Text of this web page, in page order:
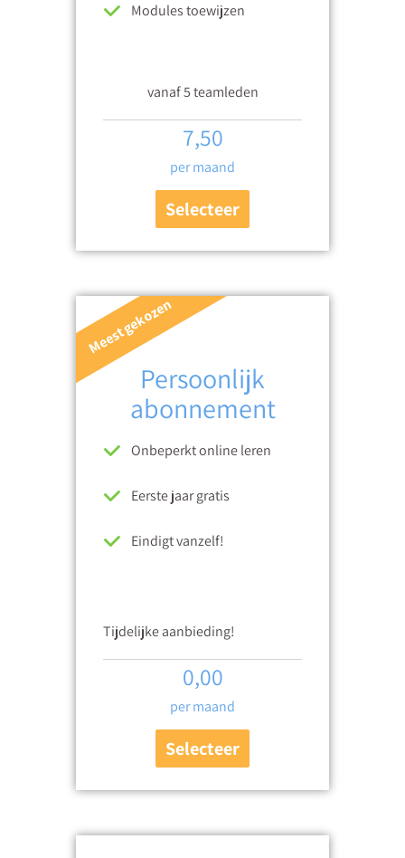
Modules toewijzen
vanaf 5 teamleden
7,50
per maand
Selecteer
Meest gekozen
Persoonlijk
abonnement
Onbeperkt online leren
Eerste jaar gratis
Eindigt vanzelf!
Tijdelijke aanbieding!
0,00
per maand
Selecteer